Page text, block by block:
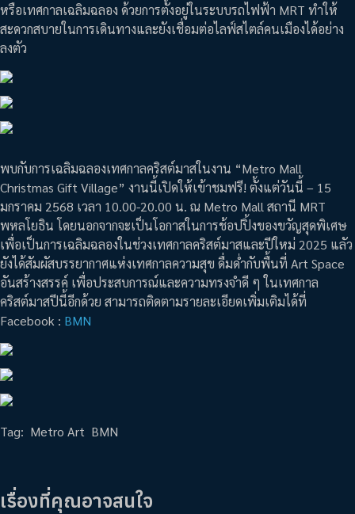
หรือเทศกาลเฉลิมฉลอง ด้วยการตั้งอยู่ในระบบรถไฟฟ้า MRT ทำให้
สะดวกสบายในการเดินทางและยังเชื่อมต่อไลฟ์สไตล์คนเมืองได้อย่าง
ลงตัว
พบกับการเฉลิมฉลองเทศกาลคริสต์มาสในงาน “Metro Mall
Christmas Gift Village” งานนี้เปิดให้เข้าชมฟรี! ตั้งแต่วันนี้ – 15
มกราคม 2568 เวลา 10.00-20.00 น. ณ Metro Mall สถานี MRT
พหลโยธิน โดยนอกจากจะเป็นโอกาสในการช้อปปิ้งของขวัญสุดพิเศษ
เพื่อเป็นการเฉลิมฉลองในช่วงเทศกาลคริสต์มาสและปีใหม่ 2025 แลัว
ยังได้สัมผัสบรรยากาศแห่งเทศกาลความสุข ดื่มด่ำกับพื้นที่ Art Space
อันสร้างสรรค์ เพื่อประสบการณ์และความทรงจำดี ๆ ในเทศกาล
คริสต์มาสปีนี้อีกด้วย สามารถติดตามรายละเอียดเพิ่มเติมได้ที่
Facebook : BMN
Tag: Metro Art BMN
เรื่องที่คุณอาจสนใจ